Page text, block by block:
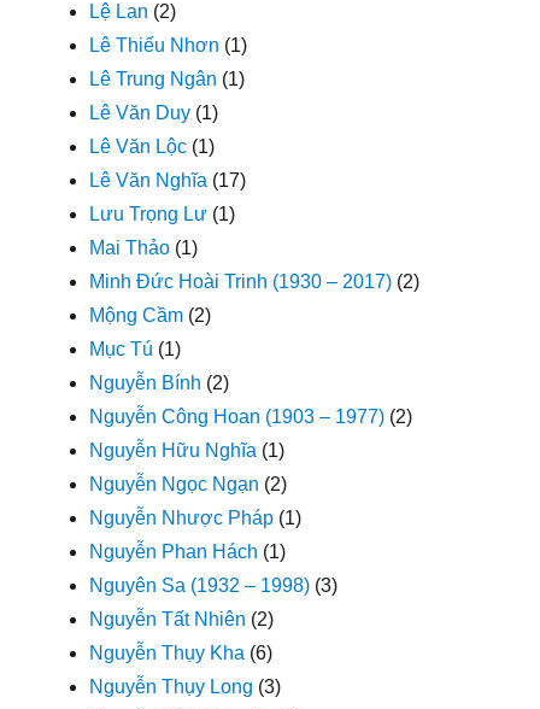
Lệ Lan (2)
Lê Thiếu Nhơn (1)
Lê Trung Ngân (1)
Lê Văn Duy (1)
Lê Văn Lộc (1)
Lê Văn Nghĩa (17)
Lưu Trọng Lư (1)
Mai Thảo (1)
Minh Đức Hoài Trinh (1930 – 2017) (2)
Mộng Cầm (2)
Mục Tú (1)
Nguyễn Bính (2)
Nguyễn Công Hoan (1903 – 1977) (2)
Nguyễn Hữu Nghĩa (1)
Nguyễn Ngọc Ngạn (2)
Nguyễn Nhược Pháp (1)
Nguyễn Phan Hách (1)
Nguyên Sa (1932 – 1998) (3)
Nguyễn Tất Nhiên (2)
Nguyễn Thụy Kha (6)
Nguyễn Thụy Long (3)